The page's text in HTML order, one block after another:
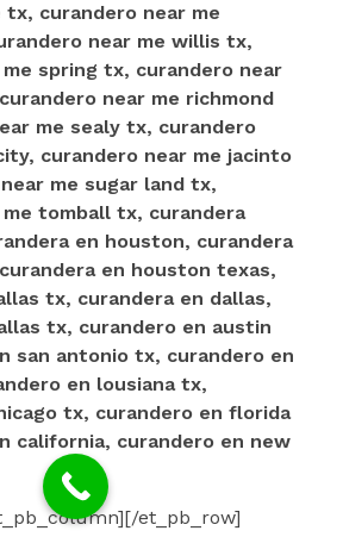
tx, curandero near me
near me willis tx,
spring tx, curandero near
near me richmond
me sealy tx, curandero
curandero near me jacinto
me sugar land tx,
tomball tx, curandera
en houston, curandera
en houston texas,
tx, curandera en dallas,
tx, curandero en austin
san antonio tx, curandero en
en lousiana tx,
tx, curandero en florida
california, curandero en new
et_pb_row]